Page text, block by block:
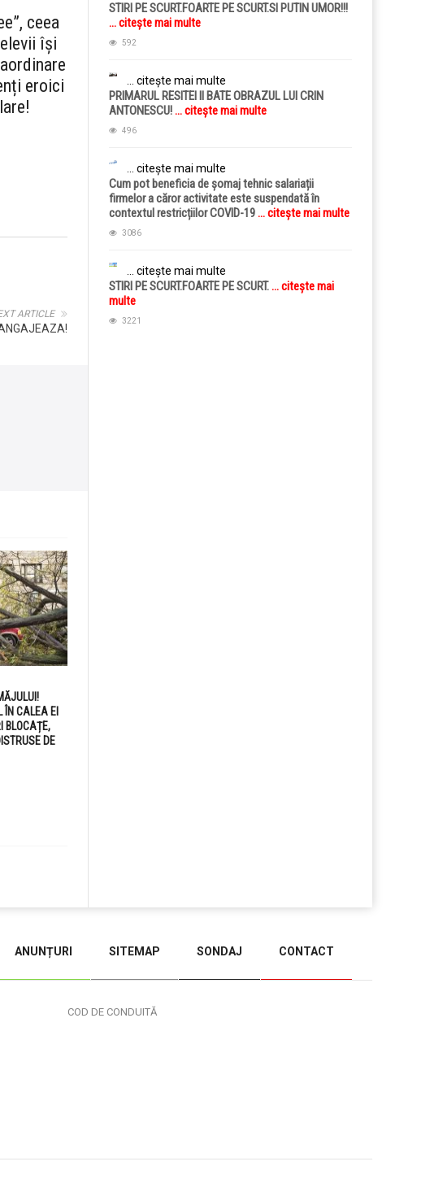
ceea
își
eroici
ARTICLE
ÎN CALEA EI
BLOCAȚE,
DE
STIRI PE SCURT.FOARTE PE SCURT.SI PUTIN UMOR!!!
... citește mai multe
592
... citește mai multe
PRIMARUL RESITEI II BATE OBRAZUL LUI CRIN
ANTONESCU!... citește mai multe
496
... citește mai multe
Cum pot beneficia de șomaj tehnic salariații
firmelor a căror activitate este suspendată în
contextul restricțiilor COVID-19... citește mai multe
3086
... citește mai multe
STIRI PE SCURT.FOARTE PE SCURT.... citește mai
multe
3221
ANUNȚURI SITEMAP SONDAJ CONTACT
COD DE CONDUITĂ